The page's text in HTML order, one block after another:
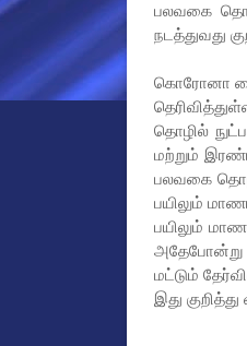
பலவகை
நடத்துவது
கொரோனா
தொழில்
மற்றும்
பலவகை
பயிலும்
பயிலும்
அதேபோன்று
மட்டும்
இது